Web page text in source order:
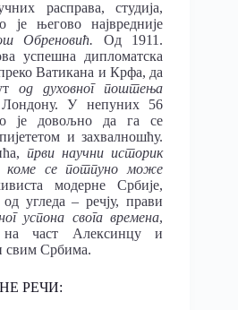
расправа, студија,
је његово највредније
Обреновић. Од 1911.
успешна дипломатска
Ватикана и Крфа, да
од духовног поштења
У непуних 56
је довољно да га се
и захвалношћу.
први научни историк
коме се потпуно може
модерне Србије,
угледа – речју, прави
успона свога времена,
част Алексинцу и
свим Србима.
РЕЧИ: